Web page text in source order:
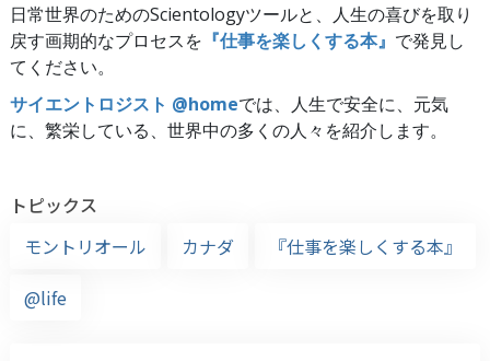
日常世界のためのScientologyツールと、人生の喜びを取り
戻す画期的なプロセスを 『仕事を楽しくする本』 で発見し
てください。
サイエントロジスト @homeでは、人生で安全に、元気
に、繁栄している、世界中の多くの人々を紹介します。
トピックス
モントリオール
カナダ
『仕事を楽しくする本』
@life